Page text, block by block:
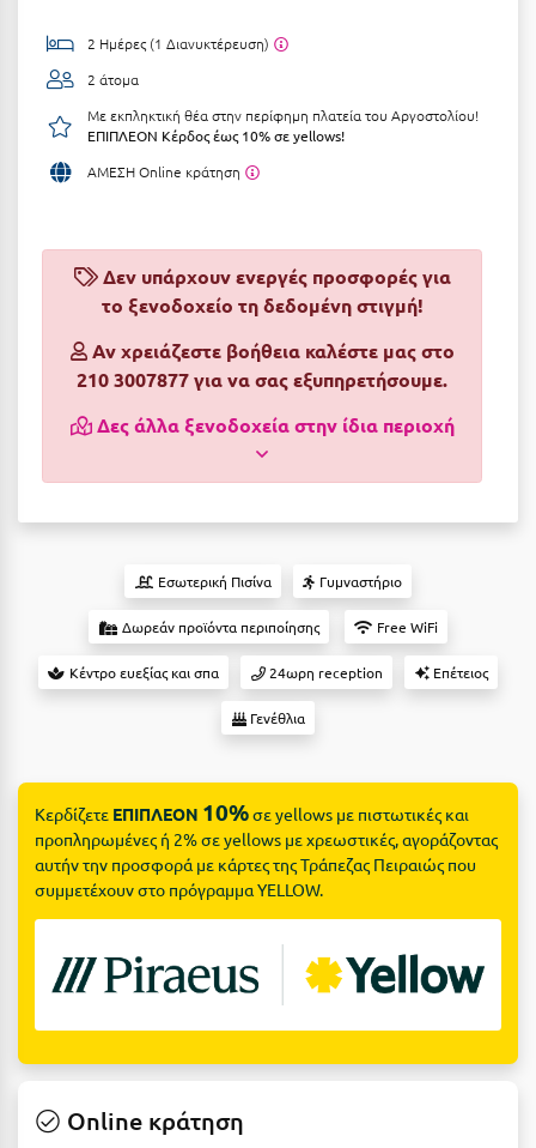
Αργολίδα
Αριδαία
Αρκαδία
Αρκίτσα
Αρχαία Ολυμπία
Αστυπάλαια
Αττική
Βραχάτι Κορινθίας
Γρεβενά
Γύθειο
Δελφοί
Ελάτη Αρκαδίας
Ξενοδοχεία 3 Αστέρων
Ξενοδοχεία 4 Αστέρων
Ξενοδοχεία 5 Αστέρων
Βίλες
Ενοικιαζόμενα Δωμάτια
Διαμερίσματα
Studios
Δες όλες τις προσφορές
Δες όλα τα πακέτα διακοπών
2 Ημέρες (1 Διανυκτέρευση)
2 άτομα
Με εκπληκτική θέα στην περίφημη πλατεία του Αργοστολίου!
ΕΠΙΠΛΕΟΝ Κέρδος έως 10% σε yellows!
ΑΜΕΣΗ Online κράτηση
Δεν υπάρχουν ενεργές προσφορές για
το ξενοδοχείο τη δεδομένη στιγμή!
Αν χρειάζεστε βοήθεια καλέστε μας στο
210 3007877 για να σας εξυπηρετήσουμε.
Δες άλλα ξενοδοχεία στην ίδια περιοχή
Εσωτερική Πισίνα Γυμναστήριο
Δωρεάν προϊόντα περιποίησης Free WiFi
Κέντρο ευεξίας και σπα 24ωρη reception Επέτειος
Γενέθλια
Κερδίζετε ΕΠΙΠΛΕΟΝ 10%σε yellows με πιστωτικές και
προπληρωμένες ή 2% σε yellows με χρεωστικές, αγοράζοντας
αυτήν την προσφορά με κάρτες της Τράπεζας Πειραιώς που
συμμετέχουν στο πρόγραμμα YELLOW.
Online κράτηση